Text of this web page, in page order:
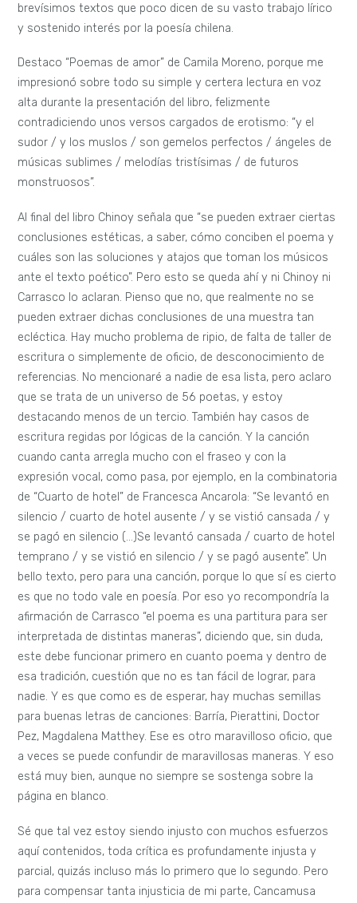
brevísimos textos que poco dicen de su vasto trabajo lírico
y sostenido interés por la poesía chilena.
Destaco “Poemas de amor” de Camila Moreno, porque me
impresionó sobre todo su simple y certera lectura en voz
alta durante la presentación del libro, felizmente
contradiciendo unos versos cargados de erotismo: “y el
sudor / y los muslos / son gemelos perfectos / ángeles de
músicas sublimes / melodías tristísimas / de futuros
monstruosos”.
Al final del libro Chinoy señala que “se pueden extraer ciertas
conclusiones estéticas, a saber, cómo conciben el poema y
cuáles son las soluciones y atajos que toman los músicos
ante el texto poético”. Pero esto se queda ahí y ni Chinoy ni
Carrasco lo aclaran. Pienso que no, que realmente no se
pueden extraer dichas conclusiones de una muestra tan
ecléctica. Hay mucho problema de ripio, de falta de taller de
escritura o simplemente de oficio, de desconocimiento de
referencias. No mencionaré a nadie de esa lista, pero aclaro
que se trata de un universo de 56 poetas, y estoy
destacando menos de un tercio. También hay casos de
escritura regidas por lógicas de la canción. Y la canción
cuando canta arregla mucho con el fraseo y con la
expresión vocal, como pasa, por ejemplo, en la combinatoria
de “Cuarto de hotel” de Francesca Ancarola: “Se levantó en
silencio / cuarto de hotel ausente / y se vistió cansada / y
se pagó en silencio (…)Se levantó cansada / cuarto de hotel
temprano / y se vistió en silencio / y se pagó ausente”. Un
bello texto, pero para una canción, porque lo que sí es cierto
es que no todo vale en poesía. Por eso yo recompondría la
afirmación de Carrasco “el poema es una partitura para ser
interpretada de distintas maneras”, diciendo que, sin duda,
este debe funcionar primero en cuanto poema y dentro de
esa tradición, cuestión que no es tan fácil de lograr, para
nadie. Y es que como es de esperar, hay muchas semillas
para buenas letras de canciones: Barría, Pierattini, Doctor
Pez, Magdalena Matthey. Ese es otro maravilloso oficio, que
a veces se puede confundir de maravillosas maneras. Y eso
está muy bien, aunque no siempre se sostenga sobre la
página en blanco.
Sé que tal vez estoy siendo injusto con muchos esfuerzos
aquí contenidos, toda crítica es profundamente injusta y
parcial, quizás incluso más lo primero que lo segundo. Pero
para compensar tanta injusticia de mi parte, Cancamusa